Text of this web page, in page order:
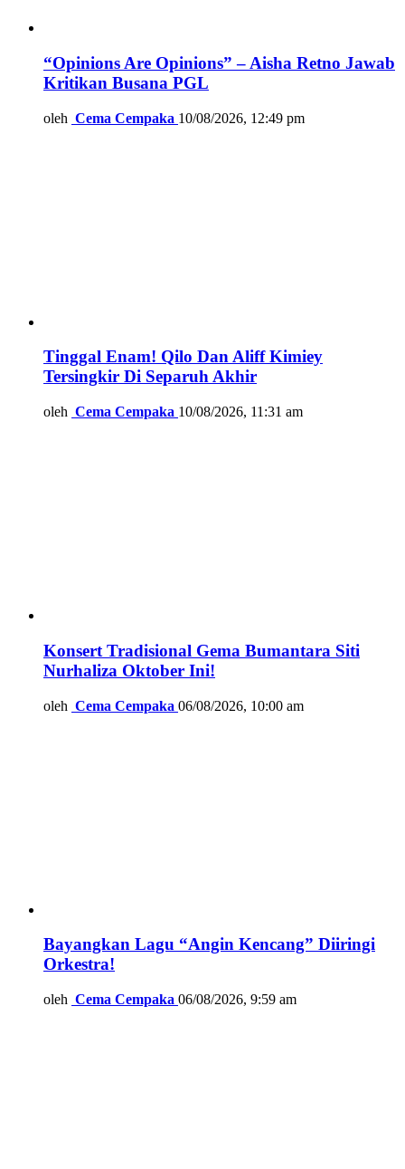
“Opinions Are Opinions” – Aisha Retno Jawab
Kritikan Busana PGL
oleh Cema Cempaka 10/08/2026, 12:49 pm
Tinggal Enam! Qilo Dan Aliff Kimiey
Tersingkir Di Separuh Akhir
oleh Cema Cempaka 10/08/2026, 11:31 am
Konsert Tradisional Gema Bumantara Siti
Nurhaliza Oktober Ini!
oleh Cema Cempaka 06/08/2026, 10:00 am
Bayangkan Lagu “Angin Kencang” Diiringi
Orkestra!
oleh Cema Cempaka 06/08/2026, 9:59 am